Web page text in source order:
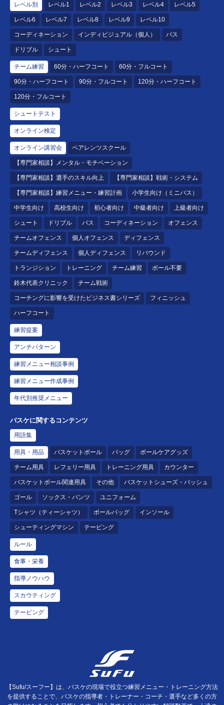
レベル別 レベル1 レベル2 レベル3 レベル4 レベル5
レベル6 レベル7 レベル8 レベル9 レベル10
コーディネーション インディビジュアル（個人） パス
ドリブル シュート
チーム練習 60分・ハーフコート 60分・フルコート
90分・ハーフコート 90分・フルコート 120分・ハーフコート
120分・フルコート
シュートテスト
オンライン検定
オンライン講習会 ペアレンツスクール
【専門家相談】メンタル・モチベーション
【専門家相談】選手のスキル向上 【専門家相談】戦術・システム
【専門家相談】練習メニュー・練習計画 小学生向け（ミニバス）
中学生向け 高校生向け 初心者向け 中級者向け 上級者向け
シュート ドリブル パス コーディネーション オフェンス
チームオフェンス 個人オフェンス ディフェンス
チームディフェンス 個人ディフェンス リバウンド
トランジション トレーニング チーム練習 ボール不要
鈴木代表クリニック チーム戦術
コーチングに影響を受けたビジネス書シリーズ フィニッシュ
ハーフコート
練習提案
アンチパターン
練習メニュー相談事例
練習メニュー作成事例
年代別推奨メニュー
バスケに関するコンテンツ
用語集
用具・用品 バスケットボール バッグ ボールケアグッズ
チーム用具 レフェリー用具 トレーニング用具 カウンター
バスケットボール関連用具 その他 バスケットシューズ・バッシュ
ゴール ソックス・パンツ ユニフォーム
Tシャツ（ティーシャツ） ボールバッグ インソール
シューティングマシン テーピング
ルール
食事・栄養
指導ノウハウ
スカウティング
テーピング
【Sufu/スーフー】は、バスケの現場で役立つ練習メニュー・トレーニング方法
を提供することで、バスケの指導者・トレーナー・コーチ・選手など多くの方